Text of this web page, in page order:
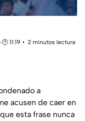
11:19
2 minutos lectura
a
acusen de caer en
esta frase nunca